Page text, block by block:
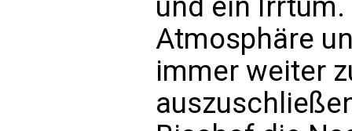
Atmosphäre
immer weiter